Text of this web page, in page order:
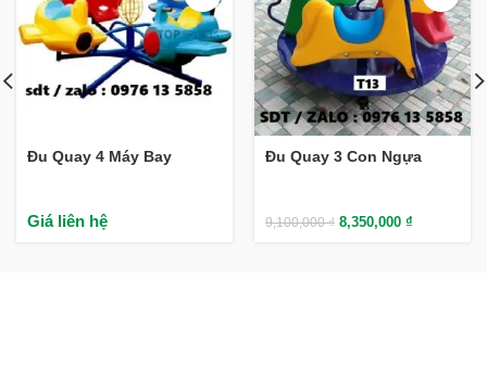
Đu Quay 4 Máy Bay
Giá liên hệ
Đu Quay 3 Con Ngựa
9,100,000₫ 8,350,000 ₫